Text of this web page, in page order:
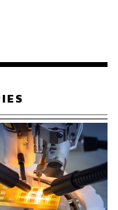
อตแลนติกเหนือใน
ไร
ไปพร้อมกัน